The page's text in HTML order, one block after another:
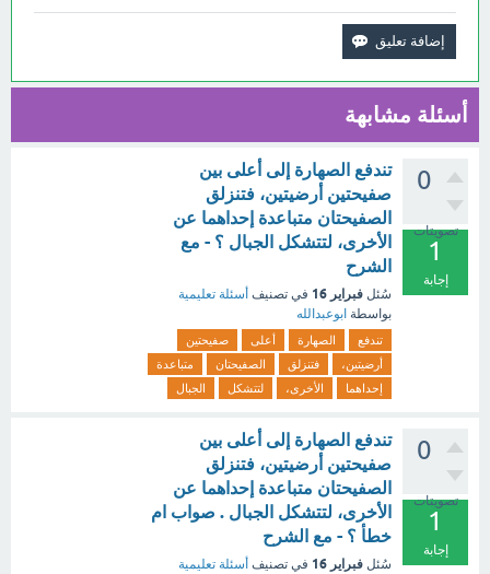
أسئلة مشابهة
0
تصويتات
1
إجابة
تندفع الصهارة إلى أعلى بين
صفيحتين أرضيتين، فتنزلق
الصفيحتان متباعدة إحداهما عن
الأخرى، لتتشكل الجبال ؟ - مع
الشرح
سُئل فبراير 16 في تصنيف أسئلة تعليمية
بواسطة ابوعبدالله
تندفع الصهارة أعلى
صفيحتين
أرضيتين،
فتنزلق الصفيحتان
متباعدة
إحداهما
الأخرى، لتتشكل الجبال
0
تصويتات
1
إجابة
تندفع الصهارة إلى أعلى بين
صفيحتين أرضيتين، فتنزلق
الصفيحتان متباعدة إحداهما عن
الأخرى، لتتشكل الجبال . صواب ام
خطأ ؟ - مع الشرح
سُئل فبراير 16 في تصنيف أسئلة تعليمية